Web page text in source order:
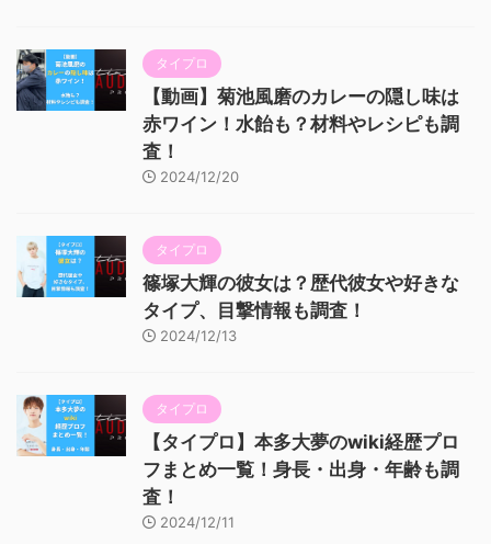
タイプロ
【動画】菊池風磨のカレーの隠し味は
赤ワイン！水飴も？材料やレシピも調
査！
2024/12/20
タイプロ
篠塚大輝の彼女は？歴代彼女や好きな
タイプ、目撃情報も調査！
2024/12/13
タイプロ
【タイプロ】本多大夢のwiki経歴プロ
フまとめ一覧！身長・出身・年齢も調
査！
2024/12/11